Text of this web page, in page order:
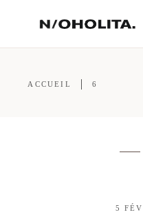
ACCUEIL 6
5